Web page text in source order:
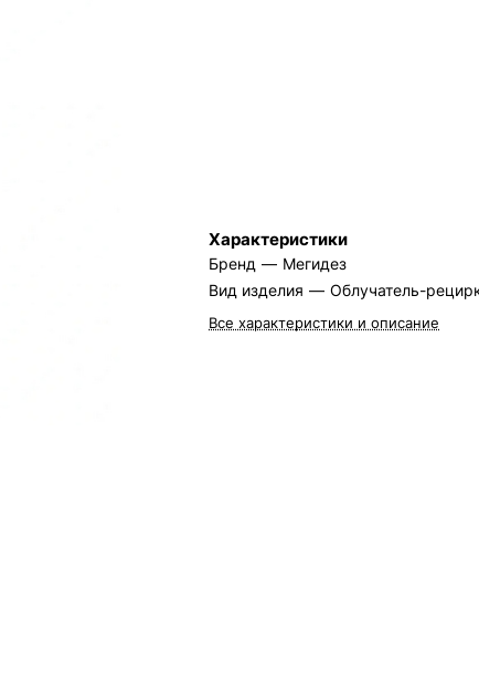
Характеристики
Бренд — Мегидез
Вид изделия — Облучатель-
Все характеристики и описание